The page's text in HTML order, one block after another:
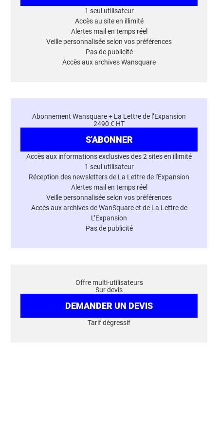
1 seul utilisateur
Accès au site en illimité
Alertes mail en temps réel
Veille personnalisée selon vos préférences
Pas de publicité
Accès aux archives Wansquare
Abonnement Wansquare + La Lettre de l’Expansion
2490 € HT
S'ABONNER
Accès aux informations exclusives des 2 sites en illimité
1 seul utilisateur
Réception des newsletters de La Lettre de l'Expansion
Alertes mail en temps réel
Veille personnalisée selon vos préférences
Accès aux archives de WanSquare et de La Lettre de
L’Expansion
Pas de publicité
Offre multi-utilisateurs
Sur devis
DEMANDER UN DEVIS
Tarif dégressif